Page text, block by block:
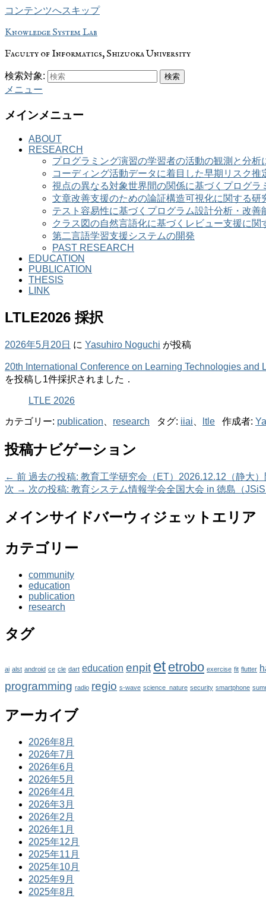
コンテンツへスキップ
Knowledge System Lab
Faculty of Informatics, Shizuoka University
検索対象: 検索
メニュー
メインメニュー
ABOUT
RESEARCH
プログラミング演習の学習者の活動の観測と分析
コーディング活動データに着目した早期リスク推
視点の異なる対象世界間の関係に基づくプログ
文章改善支援のための論証構造可視化に関する研
テスト容易性に基づくプログラム設計分析・改善
クラス図の自然言語化に基づくレビュー支援に関
第二言語学習支援システムの開発
PAST RESEARCH
EDUCATION
PUBLICATION
THESIS
LINK
LTLE2026 採択
2026年5月20日 に Yasuhiro Noguchi が投稿
20th International Conference on Learning Technologies and
を投稿し1件採択されました．
LTLE 2026
カテゴリー: publication research タグ: iiai ltle 作成者:
投稿ナビゲーション
← 前 過去の投稿: 教育工学研究会（ET）2026.12.12（静大
次 → 次の投稿: 教育システム情報学会全国大会 in 徳島（
メインサイドバーウィジェットエリア
カテゴリー
community
education
publication
research
タグ
ai alst android ce cle dart education enpit et etrobo exercise fit flutter
programming radio regio s-wave science_nature security smartphone
アーカイブ
2026年8月
2026年7月
2026年6月
2026年5月
2026年4月
2026年3月
2026年2月
2026年1月
2025年12月
2025年11月
2025年10月
2025年9月
2025年8月